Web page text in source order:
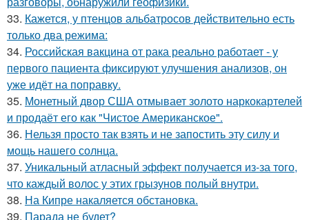
33. Кажется, у птенцов альбатросов действительно есть
только два режима:
34. Российская вакцина от рака реально работает - у
первого пациента фиксируют улучшения анализов, он
уже идёт на поправку.
35. Монетный двор США отмывает золото наркокартелей
и продаёт его как "Чистое Американское".
36. Нельзя просто так взять и не запостить эту силу и
мощь нашего солнца.
37. Уникальный атласный эффект получается из-за того,
что каждый волос у этих грызунов полый внутри.
38. На Кипре накаляется обстановка.
39. Парада не будет?